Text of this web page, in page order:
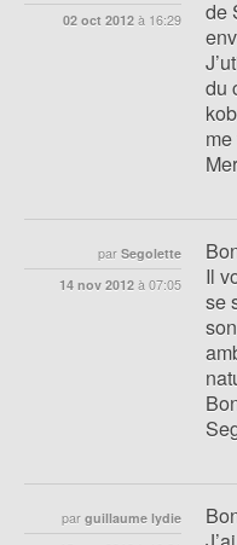
02 oct 2012 à 16:29
de
du
par Segolette
14 nov 2012 à 07:05
Il
se
par guillaume lydie